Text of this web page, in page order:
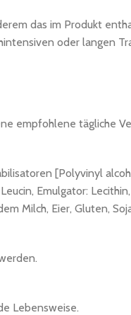
das im Produkt
oder langen
empfohlene tägliche
[Polyvinyl
Emulgator:
Milch, Eier, Gluten,
Lebensweise.